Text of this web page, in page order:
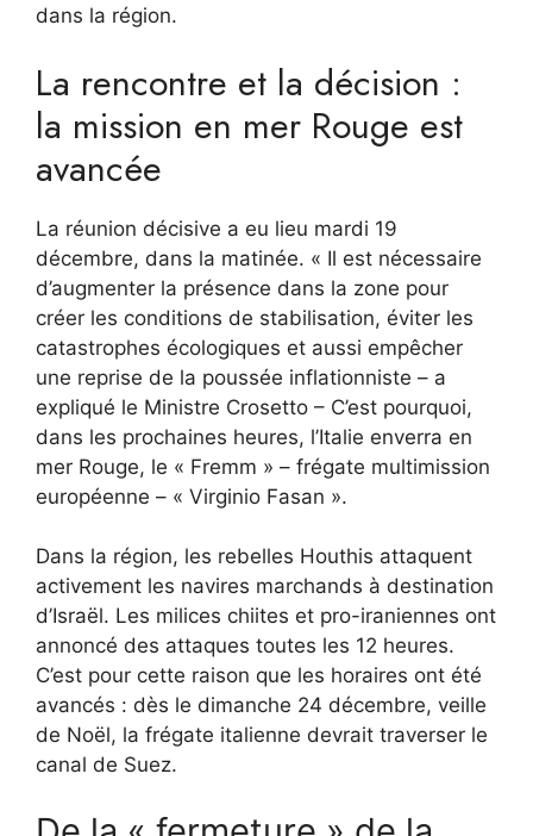
dans la région.
La rencontre et la décision :
la mission en mer Rouge est
avancée
La réunion décisive a eu lieu mardi 19
décembre, dans la matinée. « Il est nécessaire
d’augmenter la présence dans la zone pour
créer les conditions de stabilisation, éviter les
catastrophes écologiques et aussi empêcher
une reprise de la poussée inflationniste – a
expliqué le Ministre Crosetto – C’est pourquoi,
dans les prochaines heures, l’Italie enverra en
mer Rouge, le « Fremm » – frégate multimission
européenne – « Virginio Fasan ».
Dans la région, les rebelles Houthis attaquent
activement les navires marchands à destination
d’Israël. Les milices chiites et pro-iraniennes ont
annoncé des attaques toutes les 12 heures.
C’est pour cette raison que les horaires ont été
avancés : dès le dimanche 24 décembre, veille
de Noël, la frégate italienne devrait traverser le
canal de Suez.